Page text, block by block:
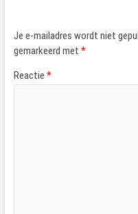
Je e-mailadres wordt niet
gemarkeerd met *
Reactie *